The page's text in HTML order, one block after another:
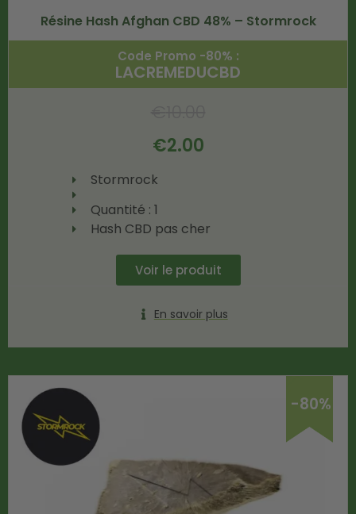
Résine Hash Afghan CBD 48% – Stormrock
Code Promo -80% :
LACREMEDUCBD
€2.00
Stormrock
Quantité : 1
Hash CBD pas cher
Voir le produit
En savoir plus
-80%